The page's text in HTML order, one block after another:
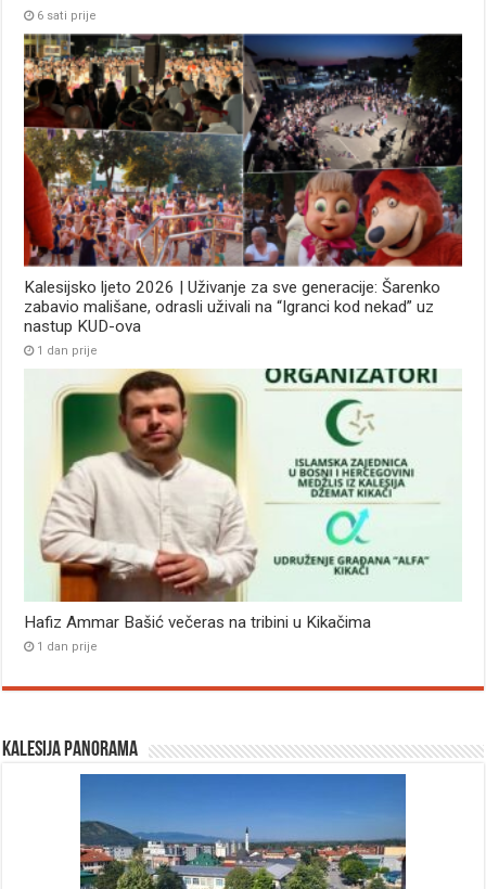
6 sati prije
Kalesijsko ljeto 2026 | Uživanje za sve generacije: Šarenko
zabavio mališane, odrasli uživali na “Igranci kod nekad” uz
nastup KUD-ova
1 dan prije
Hafiz Ammar Bašić večeras na tribini u Kikačima
1 dan prije
Kalesija panorama